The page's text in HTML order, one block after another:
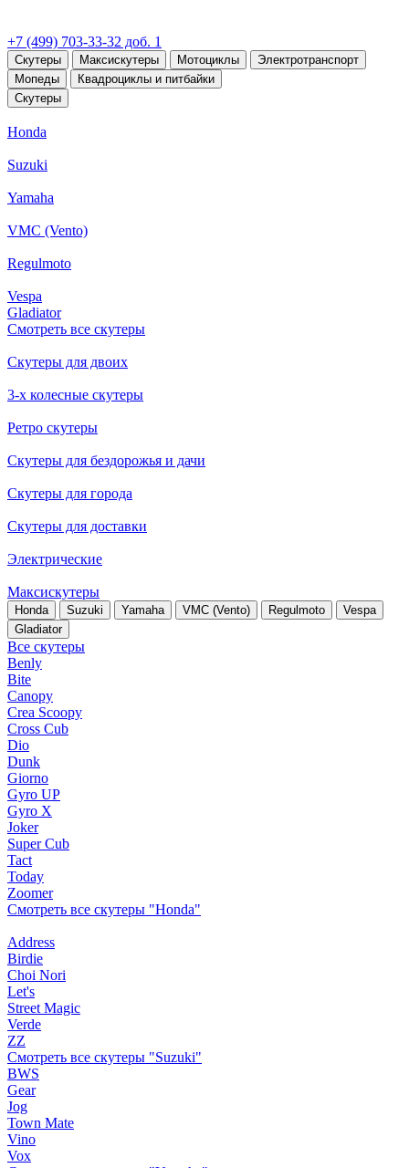
+7 (499) 703-33-32 доб. 1
Скутеры Максискутеры Мотоциклы
Электротранспорт
Мопеды
Квадроциклы и питбайки
Скутеры
Honda
Suzuki
Yamaha
VMC (Vento)
Regulmoto
Vespa
Gladiator
Смотреть все скутеры
Скутеры для двоих
3-х колесные скутеры
Ретро скутеры
Скутеры для бездорожья и дачи
Скутеры для города
Скутеры для доставки
Электрические
Максискутеры
Honda Suzuki Yamaha VMC (Vento) Regulmoto
Vespa
Gladiator
Все скутеры
Benly
Bite
Canopy
Crea Scoopy
Cross Cub
Dio
Dunk
Giorno
Gyro UP
Gyro X
Joker
Super Cub
Tact
Today
Zoomer
Смотреть все скутеры "Honda"
Address
Birdie
Choi Nori
Let's
Street Magic
Verde
ZZ
Смотреть все скутеры "Suzuki"
BWS
Gear
Jog
Town Mate
Vino
Vox